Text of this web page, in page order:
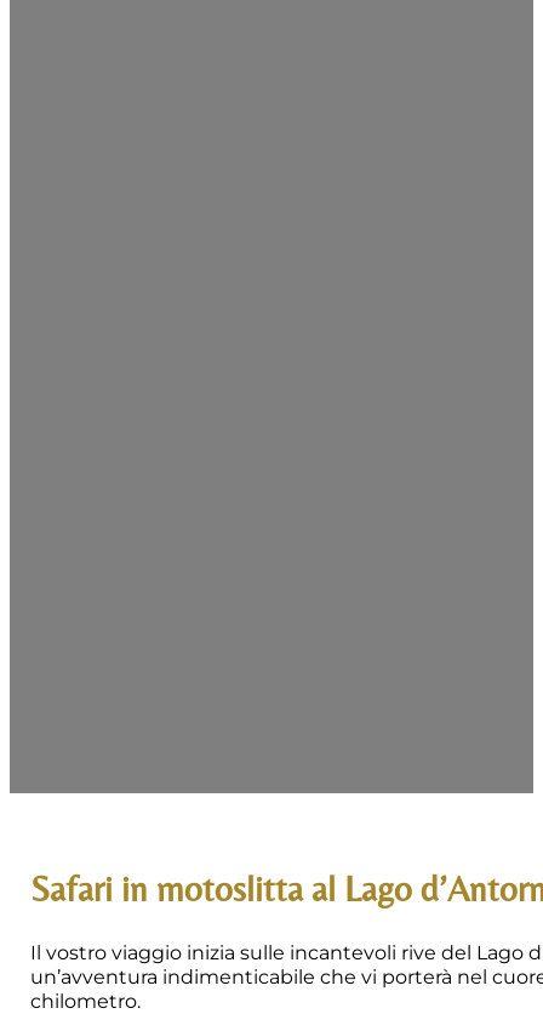
Safari in motoslitta al Lago
Il vostro viaggio inizia sulle incantevoli rive del Lago
un’avventura indimenticabile che vi porterà nel
chilometro.